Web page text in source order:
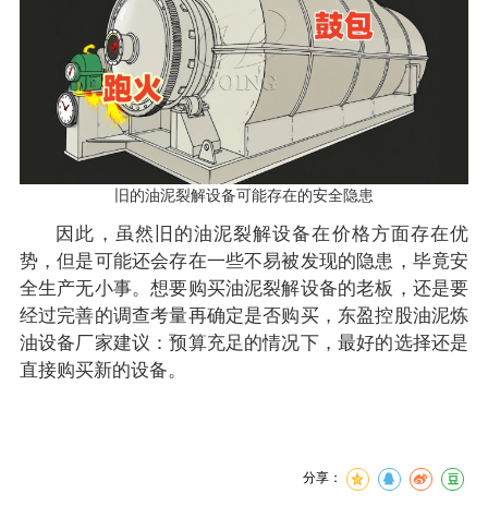
旧的油泥裂解设备可能存在的安全隐患
因此，虽然旧的油泥裂解设备在价格方面存在优
势，但是可能还会存在一些不易被发现的隐患，毕竟安
全生产无小事。想要购买油泥裂解设备的老板，还是要
经过完善的调查考量再确定是否购买，东盈控股油泥炼
油设备厂家建议：预算充足的情况下，最好的选择还是
直接购买新的设备。
分享：